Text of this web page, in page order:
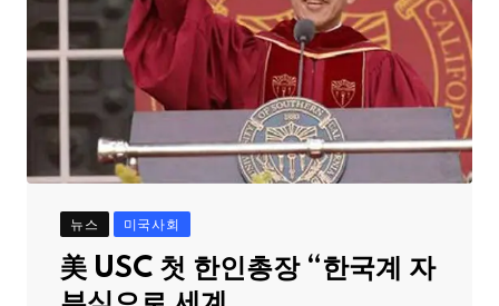
뉴스 미국사회
美 USC 첫 한인총장 “한국계 자